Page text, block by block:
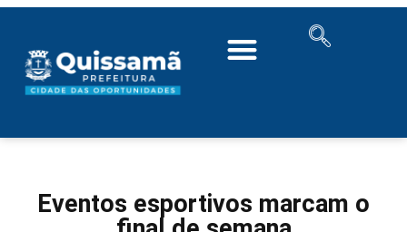
Eventos esportivos marcam o